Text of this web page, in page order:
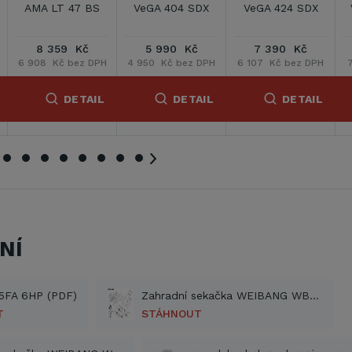
VeGA 46 HWXV
8 690 Kč
7 182 Kč bez DPH
DETAIL
VeGA 46S ECO
11 490 Kč
9 496 Kč bez DPH
DETAIL
VeGA 485 SXHE
10 690 Kč
8 835 Kč bez DPH
DETAIL
6HP (PDF)
Zahradní sekačka WEIBANG WB 455 SC (PDF)
STÁHNOUT